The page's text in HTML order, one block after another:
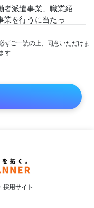
者派遣事業、職業紹
業を行うに当たっ
な社会的責任と認識
個人情報保護方針
受託した業務並びに
に限定して適切な
定された利用目的の
漏えいなどのリス
合理的な安全対策
護体制を継続的に
ご一読の上、同意いただけま
す
採用サイト